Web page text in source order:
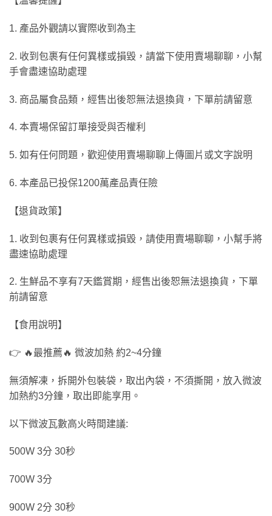
1. 產品外觀請以實際收到為主
2. 收到包裹有任何異樣或損毀，請當下使用賣場聊聊，小幫
手會盡速協助處理
3. 商品屬食品類，經售出後恕無法退換貨，下單前請留意
4. 本賣場保留訂單接受與否權利
5. 如有任何問題，歡迎使用賣場聊聊上傳圖片或文字說明
6. 本產品已投保1200萬產品責任險
【退貨政策】
1. 收到包裹有任何異樣或損毀，請使用賣場聊聊，小幫手將
盡速協助處理
2. 生鮮品不享有7天鑑賞期，經售出後恕無法退換貨，下單
前請留意
【食用說明】
👉 🔥最推薦🔥 微波加熱 約2~4分鐘
無須解凍，拆開外包裝袋，取出內袋，不須撕開，放入微波
加熱約3分鐘，取出即能享用。
以下微波瓦數高火時間建議:
500W 3分 30秒
700W 3分
900W 2分 30秒